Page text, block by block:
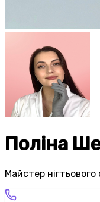
Поліна
Майстер нігтьового